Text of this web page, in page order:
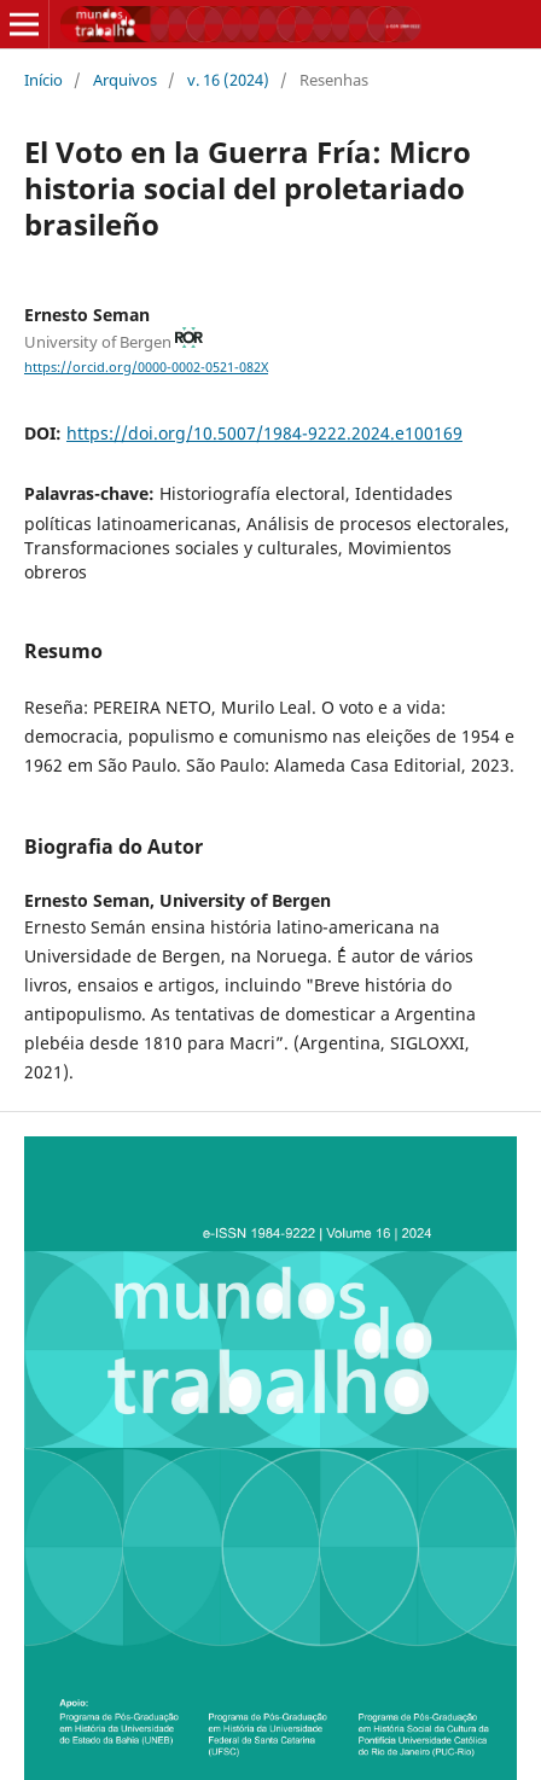
Início / Arquivos / v. 16 (2024) / Resenhas
El Voto en la Guerra Fría: Micro
historia social del proletariado
brasileño
Ernesto Seman
University of Bergen
https://orcid.org/0000-0002-0521-082X
DOI: https://doi.org/10.5007/1984-9222.2024.e100169
Palavras-chave: Historiografía electoral, Identidades
políticas latinoamericanas, Análisis de procesos electorales,
Transformaciones sociales y culturales, Movimientos
obreros
Resumo
Reseña: PEREIRA NETO, Murilo Leal. O voto e a vida:
democracia, populismo e comunismo nas eleições de 1954 e
1962 em São Paulo. São Paulo: Alameda Casa Editorial, 2023.
Biografia do Autor
Ernesto Seman, University of Bergen
Ernesto Semán ensina história latino-americana na
Universidade de Bergen, na Noruega. ´´´´É autor de vários
livros, ensaios e artigos, incluindo "Breve história do
antipopulismo. As tentativas de domesticar a Argentina
plebéia desde 1810 para Macri”. (Argentina, SIGLOXXI,
2021).